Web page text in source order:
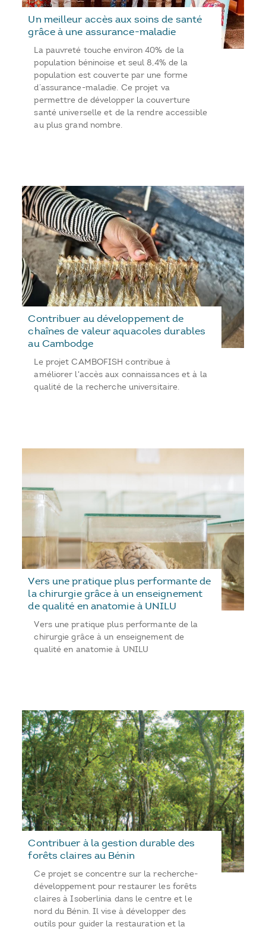
Un meilleur accès aux soins de santé
grâce à une assurance-maladie
La pauvreté touche environ 40% de la
population béninoise et seul 8,4% de la
population est couverte par une forme
d’assurance-maladie. Ce projet va
permettre de développer la couverture
santé universelle et de la rendre accessible
au plus grand nombre.
Contribuer au développement de
chaînes de valeur aquacoles durables
au Cambodge
Le projet CAMBOFISH contribue à
améliorer l'accès aux connaissances et à la
qualité de la recherche universitaire.
Vers une pratique plus performante de
la chirurgie grâce à un enseignement
de qualité en anatomie à UNILU
Vers une pratique plus performante de la
chirurgie grâce à un enseignement de
qualité en anatomie à UNILU
Contribuer à la gestion durable des
forêts claires au Bénin
Ce projet se concentre sur la recherche-
développement pour restaurer les forêts
claires à Isoberlinia dans le centre et le
nord du Bénin. Il vise à développer des
outils pour guider la restauration et la